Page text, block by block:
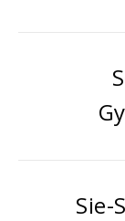
Sie-